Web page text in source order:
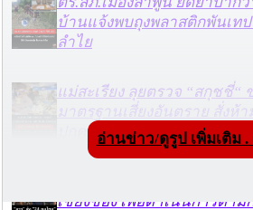
บ้านแจ้งพบถุงพลาสติกพันเท
ลำไย
แม่สะเรียง ลุยตรวจ “สกุชชี่“
มาตรฐานเสี่ยงอันตราย สั่งห้
ปกครองเฝ้าระวังบุตรหลาน
เชียงของ เพื่อดำเนินการตา
อ่านข่าว/ดูรูป เพิ่มเติม